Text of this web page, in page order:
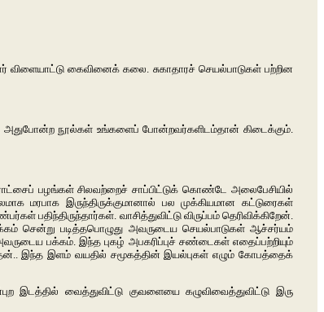
விளையாட்டு கைவினைக் கலை. சுகாதாரச் செயல்பாடுகள் பற்றின
அதுபோன்ற நூல்கள் உங்களைப் போன்றவர்களிடம்தான் கிடைக்கும்.
பழங்கள் சிலவற்றைச் சாப்பிட்டுக் கொண்டே அலைபேசியில்
மரபாக இருந்திருக்குமானால் பல முக்கியமான கட்டுரைகள்
பதிந்திருந்தார்கள். வாசித்துவிட்டு விருப்பம் தெரிவிக்கிறேன்.
சென்று படித்தபொழுது அவருடைய செயல்பாடுகள் ஆச்சர்யம்
பக்கம். இந்த புகழ் அபகரிப்புச் சண்டைகள் எதைப்பற்றியும்
இந்த இளம் வயதில் சமூகத்தின் இயல்புகள் எழும் கோபத்தைக்
இடத்தில் வைத்துவிட்டு குவளையை கழுவிவைத்துவிட்டு இரு